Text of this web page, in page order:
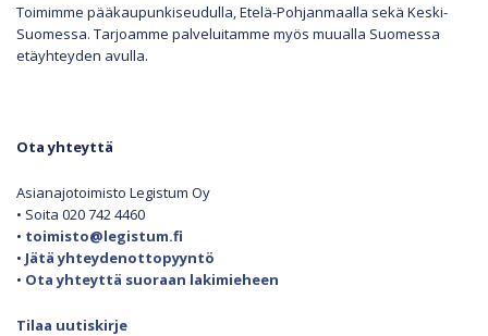
Toimimme pääkaupunkiseudulla, Etelä-Pohjanmaalla sekä Keski-
Suomessa. Tarjoamme palveluitamme myös muualla Suomessa
etäyhteyden avulla.
Ota yhteyttä
Asianajotoimisto Legistum Oy
• Soita 020 742 4460
• toimisto@legistum.fi
• Jätä yhteydenottopyyntö
• Ota yhteyttä suoraan lakimieheen
Tilaa uutiskirje